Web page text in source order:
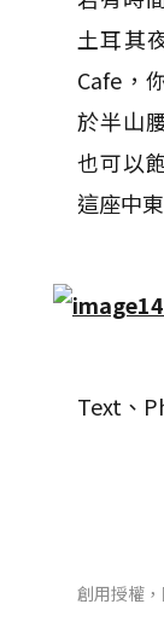
土耳其
Cafe，
於半山
也可以
這座中
Text、
創用授權